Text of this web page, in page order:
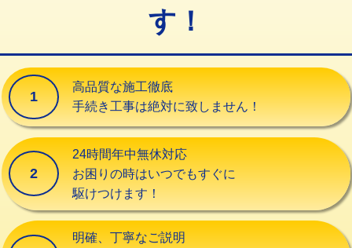
交換・取付(単水栓（壁付・デッキ
式）)
13,200円+材料費
交換・取付(混合水栓（壁付・デッキ
式・ワンホール）)
16,500円+材料費
交換・取付(排水栓・排水トラップ
（P/S/ポップアップ））
交換・取付（その他部品）
持込商品取付（単水栓）
す！
1
高品質な施工徹底
手続き工事は絶対に致しません！
2
24時間年中無休対応
お困りの時はいつでもすぐに
駆けつけます！
明確、丁寧なご説明